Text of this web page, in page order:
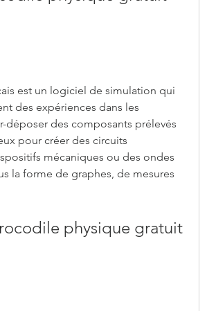
est un logiciel de simulation qui
des expériences dans les
déposer des composants prélevés
pour créer des circuits
mécaniques ou des ondes
la forme de graphes, de mesures
physique gratuit